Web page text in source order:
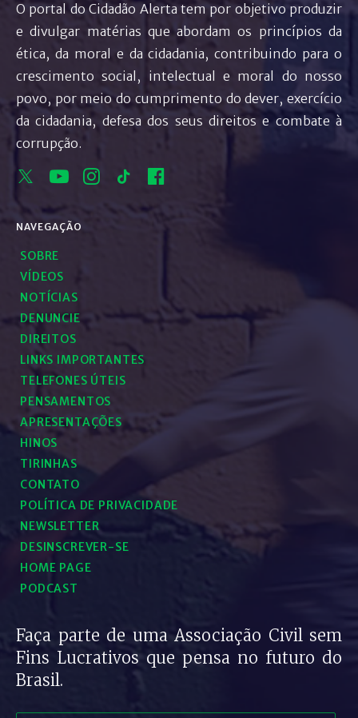
O portal do Cidadão Alerta tem por objetivo produzir
e divulgar matérias que abordam os princípios da
ética, da moral e da cidadania, contribuindo para o
crescimento social, intelectual e moral do nosso
povo, por meio do cumprimento do dever, exercício
da cidadania, defesa dos seus direitos e combate à
corrupção.
NAVEGAÇÃO
SOBRE
VÍDEOS
NOTÍCIAS
DENUNCIE
DIREITOS
LINKS IMPORTANTES
TELEFONES ÚTEIS
PENSAMENTOS
APRESENTAÇÕES
HINOS
TIRINHAS
CONTATO
POLÍTICA DE PRIVACIDADE
NEWSLETTER
DESINSCREVER-SE
HOME PAGE
PODCAST
Faça parte de uma Associação Civil sem
Fins Lucrativos que pensa no futuro do
Brasil.